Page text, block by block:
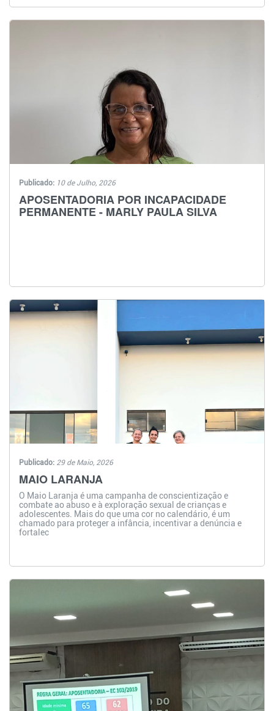
Publicado: 10 de Julho, 2026
APOSENTADORIA POR INCAPACIDADE
PERMANENTE - MARLY PAULA SILVA
Publicado: 29 de Maio, 2026
MAIO LARANJA
O Maio Laranja é uma campanha de conscientização e
combate ao abuso e à exploração sexual de crianças e
adolescentes. Mais do que uma cor no calendário, é um
chamado para proteger a infância, incentivar a denúncia e
fortalec